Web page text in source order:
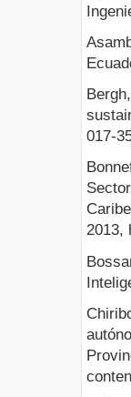
017-
2013,